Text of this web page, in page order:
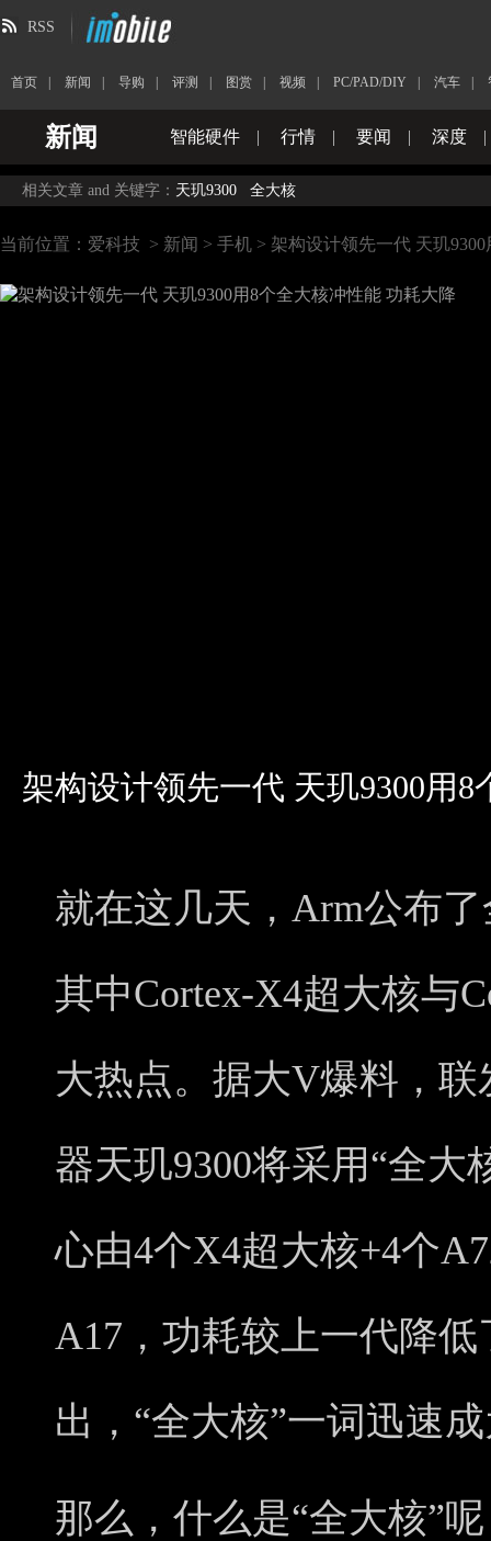
RSS
首页 新闻 导购 评测 图赏 视频 PC/PAD/DIY 汽车
新闻 智能硬件 | 行情 | 要闻 | 深度 |
相关文章 and 关键字： 天玑9300 全大核
当前位置： 爱科技 > 新闻 > 手机 > 架构设计领先一代 天玑
架构设计领先一代 天玑9300用
就在这几天，Arm公布
其中Cortex-X4超大核与
大热点。据大V爆料，
器天玑9300将采用“全大
心由4个X4超大核+4个
A17，功耗较上一代降
出，“全大核”一词迅速
那么，什么是“全大核”